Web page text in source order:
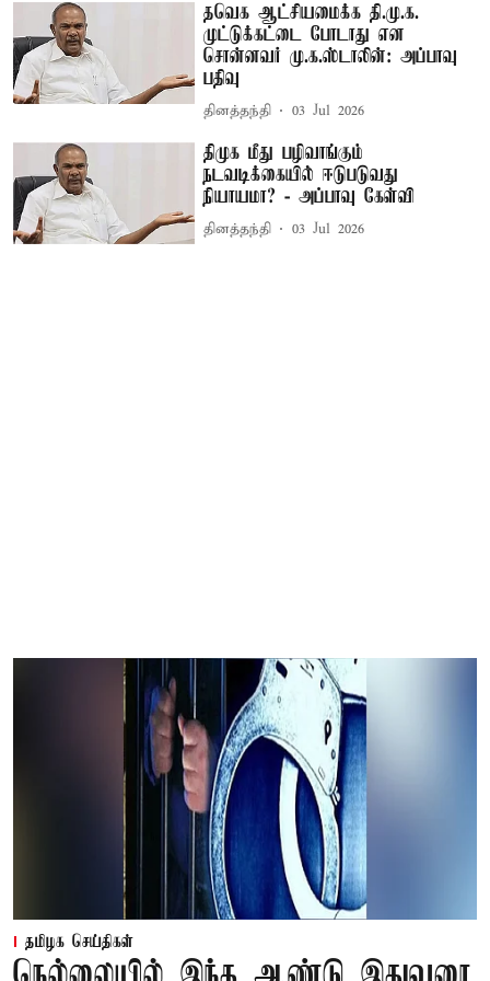
தவெக ஆட்சியமைக்க தி.மு.க.
முட்டுக்கட்டை போடாது என
சொன்னவர் மு.க.ஸ்டாலின்: அப்பாவு
பதிவு
தினத்தந்தி 03 Jul 2026
திமுக மீது பழிவாங்கும்
நடவடிக்கையில் ஈடுபடுவது
நியாயமா? - அப்பாவு கேள்வி
தினத்தந்தி 03 Jul 2026
தமிழக செய்திகள்